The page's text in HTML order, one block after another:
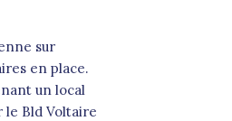
sur
en place.
un local
le Bld Voltaire